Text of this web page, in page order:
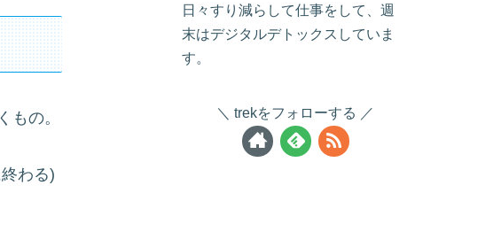
もの。
わる)
日々すり減らして仕事をして、週
末はデジタルデトックスしていま
す。
trekをフォローする